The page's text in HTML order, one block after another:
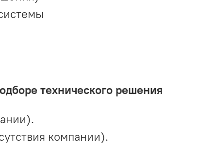
технического решения
компании).